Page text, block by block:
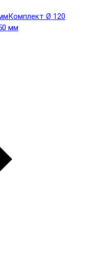
Комплект Ø 120
мм